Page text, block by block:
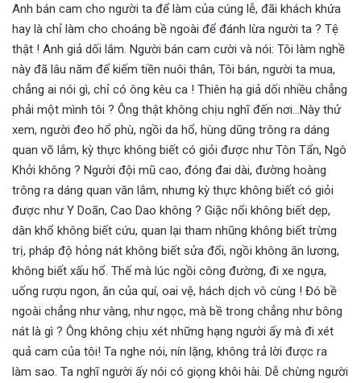
Anh bán cam cho người ta để làm của cúng lễ, đãi khách khứa
hay là chỉ làm cho choáng bề ngoài để đánh lừa người ta ? Tệ
thật ! Anh giả dối lắm. Người bán cam cười và nói: Tôi làm nghề
này đã lâu năm để kiếm tiền nuôi thân, Tôi bán, người ta mua,
chẳng ai nói gì, chỉ có ông kêu ca ! Thiên hạ giả dối nhiều chẳng
phải một mình tôi ? Ông thật không chịu nghĩ đến nơi…Này thử
xem, người đeo hổ phù, ngồi da hổ, hùng dũng trông ra dáng
quan võ lắm, kỳ thực không biết có giỏi được như Tôn Tẩn, Ngô
Khởi không ? Người đội mũ cao, đóng đai dài, đường hoàng
trông ra dáng quan văn lắm, nhưng kỳ thực không biết có giỏi
được như Y Doãn, Cao Dao không ? Giặc nổi không biết dẹp,
dân khổ không biết cứu, quan lại tham nhũng không biết trừng
trị, pháp độ hỏng nát không biết sửa đổi, ngồi không ăn lương,
không biết xấu hổ. Thế mà lúc ngồi công đường, đi xe ngựa,
uống rượu ngon, ăn của quí, oai vệ, hách dịch vô cùng ! Đó bề
ngoài chẳng như vàng, như ngọc, mà bề trong chẳng như bông
nát là gì ? Ông không chịu xét những hạng người ấy mà đi xét
quả cam của tôi! Ta nghe nói, nín lặng, không trả lời được ra
làm sao. Ta nghĩ người ấy nói có giọng khôi hài. Dễ chừng người